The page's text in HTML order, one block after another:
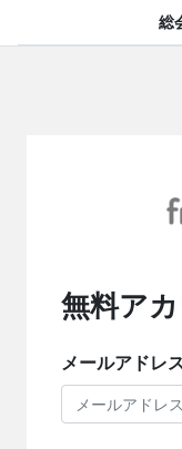
総
無料ア
メールアドレ